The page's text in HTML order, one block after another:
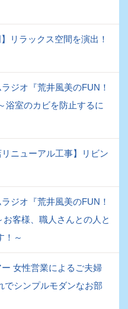
リラックス空間を演出！
ジオ『荒井風美のFUN！
浴室のカビを防止するに
ニューアル工事】リビン
ジオ『荒井風美のFUN！
客様、職人さんとの人と
！～
女性営業によるご夫婦
でシンプルモダンなお部